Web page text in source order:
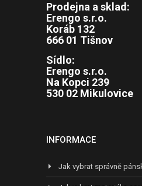
Prodejna a sklad:
Erengo s.r.o.
Koráb 132
666 01 Tišnov
Sídlo:
Erengo s.r.o.
Na Kopci 239
530 02 Mikulovice
INFORMACE
Jak vybrat správně